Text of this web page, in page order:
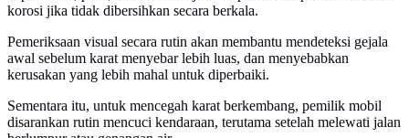
korosi jika tidak dibersihkan secara berkala.
Pemeriksaan visual secara rutin akan membantu mendeteksi gejala
awal sebelum karat menyebar lebih luas, dan menyebabkan
kerusakan yang lebih mahal untuk diperbaiki.
Sementara itu, untuk mencegah karat berkembang, pemilik mobil
disarankan rutin mencuci kendaraan, terutama setelah melewati jalan